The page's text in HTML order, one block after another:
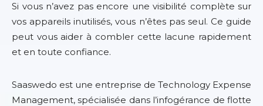
Si vous n’avez pas encore une visibilité complète sur
vos appareils inutilisés, vous n’êtes pas seul. Ce guide
peut vous aider à combler cette lacune rapidement
et en toute confiance.
Saaswedo est une entreprise de Technology Expense
Management, spécialisée dans l’infogérance de flotte